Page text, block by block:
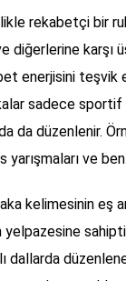
rekabetçi bir
diğerlerine karşı
enerjisini teşvik
sadece sportif
da düzenlenir.
yarışmaları ve
kelimesinin eş
yelpazesine
dallarda